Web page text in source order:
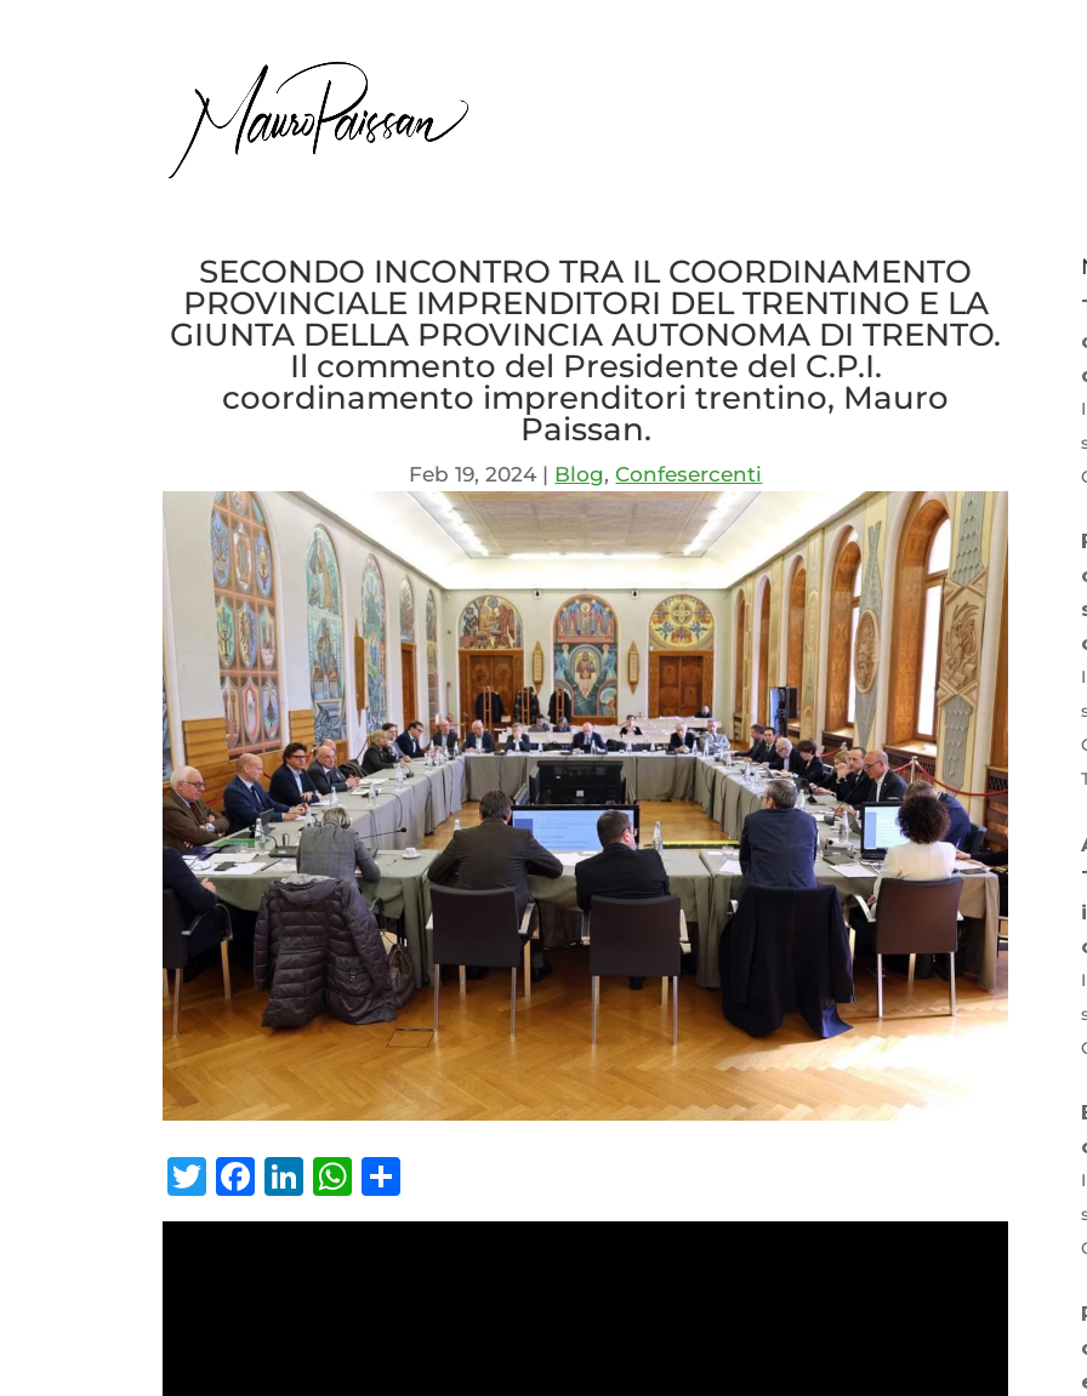
SECONDO INCONTRO TRA IL COORDINAMENTO
PROVINCIALE IMPRENDITORI DEL TRENTINO E LA
GIUNTA DELLA PROVINCIA AUTONOMA DI TRENTO.
Il commento del Presidente del C.P.I.
coordinamento imprenditori trentino, Mauro
Paissan.
Feb 19, 2024| Blog,Confesercenti
Twitter
Facebook
LinkedIn
WhatsApp